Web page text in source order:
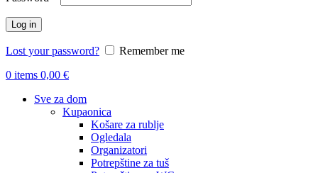
Log in
Lost your password?
Remember me
0 items 0,00 €
Sve za dom
Kupaonica
Košare za rublje
Ogledala
Organizatori
Potrepštine za tuš